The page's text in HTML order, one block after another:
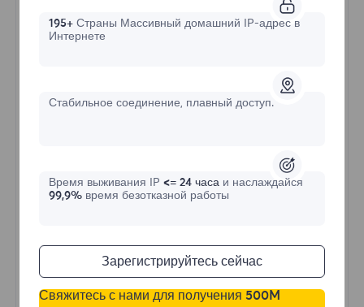
Стартовая форма
Неограниченное использование трафика
Случайная страна
Реальный динамический резидентский
прокси
195+Страны Массивный домашний IP-адрес в
Интернете
Стабильное соединение, плавный доступ.
Время выживания IP <= 24 часа и наслаждайся
99,9%время безотказной работы
Зарегистрируйтесь сейчас
Свяжитесь с нами для получения 500M